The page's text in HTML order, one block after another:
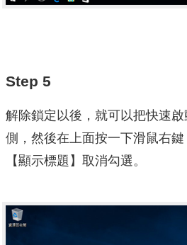
Step 5
解除鎖定以後，就可以把快速
側，然後在上面按一下滑鼠右
【顯示標題】取消勾選。